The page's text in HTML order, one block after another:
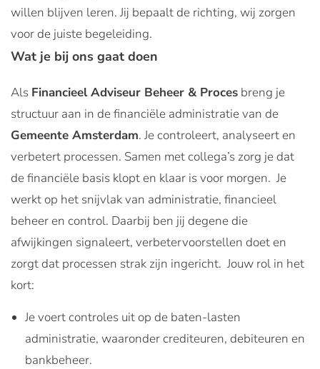
willen blijven leren. Jij bepaalt de richting, wij zorgen
voor de juiste begeleiding.
Wat je bij ons gaat doen
Als Financieel Adviseur Beheer & Proces breng je
structuur aan in de financiële administratie van de
Gemeente Amsterdam. Je controleert, analyseert en
verbetert processen. Samen met collega’s zorg je dat
de financiële basis klopt en klaar is voor morgen. Je
werkt op het snijvlak van administratie, financieel
beheer en control. Daarbij ben jij degene die
afwijkingen signaleert, verbetervoorstellen doet en
zorgt dat processen strak zijn ingericht. Jouw rol in het
kort:
Je voert controles uit op de baten-lasten
administratie, waaronder crediteuren, debiteuren en
bankbeheer.